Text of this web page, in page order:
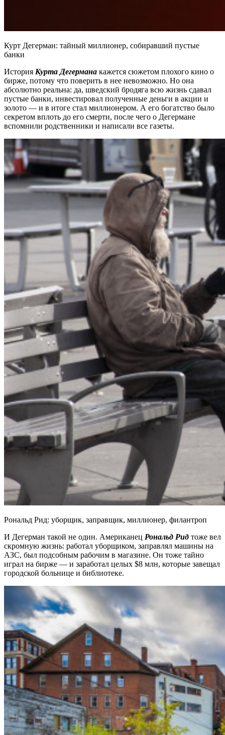
Курт Дегерман: тайный миллионер, собиравший пустые
банки
История Курта Дегермана кажется сюжетом плохого кино о
бирже, потому что поверить в нее невозможно. Но она
абсолютно реальна: да, шведский бродяга всю жизнь сдавал
пустые банки, инвестировал полученные деньги в акции и
золото — и в итоге стал миллионером. А его богатство было
секретом вплоть до его смерти, после чего о Дегермане
вспомнили родственники и написали все газеты.
Рональд Рид: уборщик, заправщик, миллионер, филантроп
И Дегерман такой не один. Американец Рональд Рид тоже вел
скромную жизнь: работал уборщиком, заправлял машины на
АЗС, был подсобным рабочим в магазине. Он тоже тайно
играл на бирже — и заработал целых $8 млн, которые завещал
городской больнице и библиотеке.